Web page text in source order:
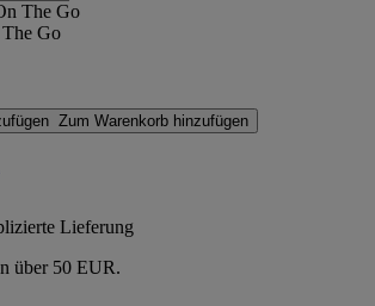
Go
Zum Warenkorb hinzufügen
Lieferung
über 50 EUR.